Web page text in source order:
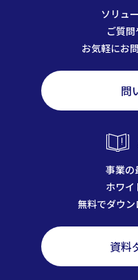
ソリュ
ご質問
お気軽にお
問
事業の
ホワイ
無料でダウン
資料